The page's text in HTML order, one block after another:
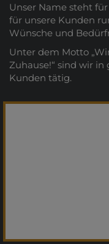
Unser Name steht
für unsere Kunden
Wünsche und
Unter dem Motto
Zuhause!“ sind wir
Kunden tätig.